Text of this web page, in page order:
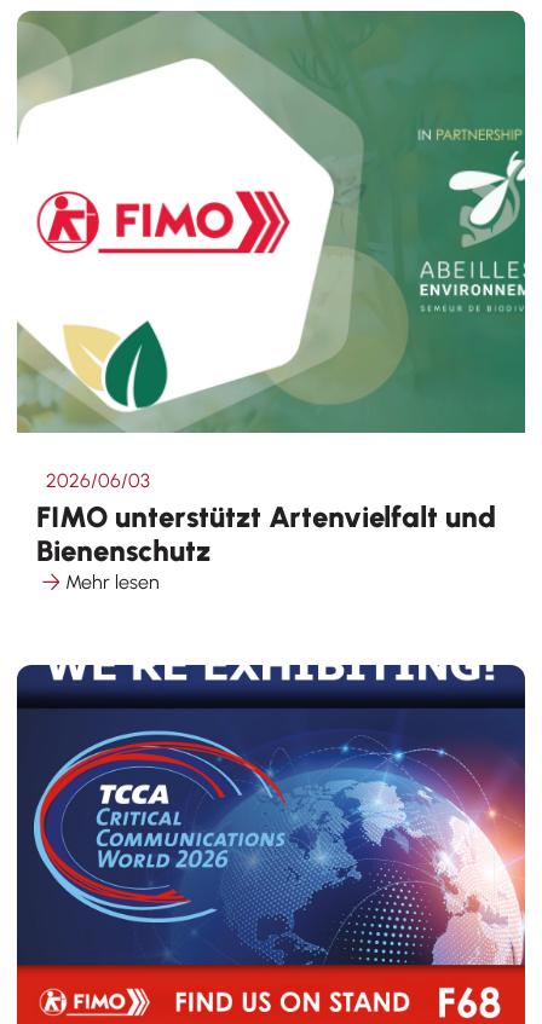
2026/06/03
FIMO unterstützt Artenvielfalt und
Bienenschutz
Mehr lesen